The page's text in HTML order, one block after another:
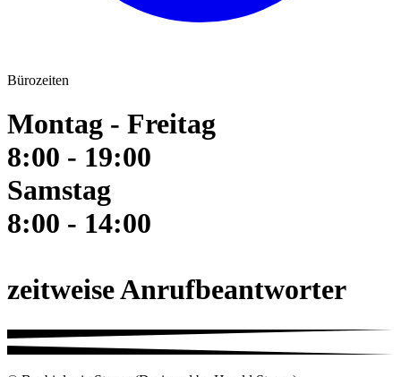
Bürozeiten
Montag - Freitag
8:00 - 19:00
Samstag
8:00 - 14:00
zeitweise Anrufbeantworter